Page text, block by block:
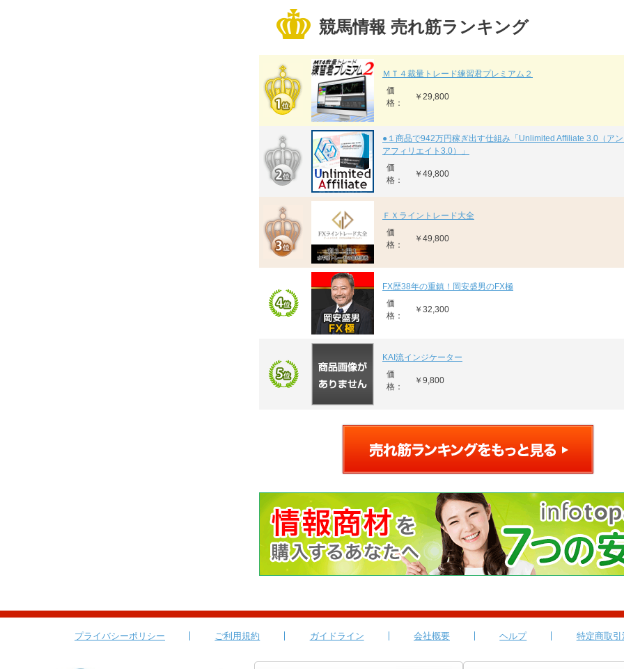
競馬情報 売れ筋ランキング
ＭＴ４裁量トレード練習君プレミアム２
価
格：
￥29,800
●１商品で942万円稼ぎ出す仕組み「Unlimited Affiliate 3.0（ア
アフィリエイト3.0）」
価
格：
￥49,800
ＦＸライントレード大全
価
格：
￥49,800
FX歴38年の重鎮！岡安盛男のFX極
価
格：
￥32,300
KAI流インジケーター
価
格：
￥9,800
プライバシーポリシー ご利用規約 ガイドライン 会社概要 ヘルプ 特定商取